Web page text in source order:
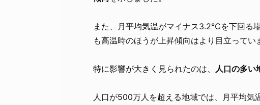
また、月平均気温がマイナス3.2℃を下回る
も高温時のほうが上昇傾向はより目立ってい
特に影響が大きく見られたのは、 人口の多い
人口が500万人を超える地域では、月平均